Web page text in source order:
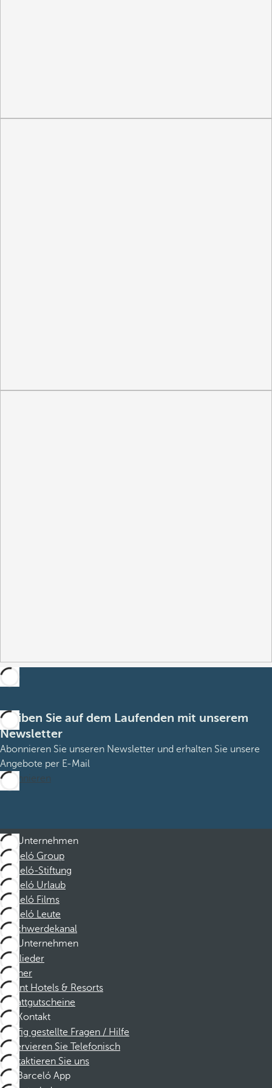
Bleiben Sie auf dem Laufenden mit unserem
Newsletter
Abonnieren Sie unseren Newsletter und erhalten Sie unsere
Angebote per E-Mail
Abonnieren
Unternehmen
Barceló Group
Barceló-Stiftung
Barceló Urlaub
Barceló Films
Barceló Leute
Beschwerdekanal
Unternehmen
Mitglieder
Partner
Dorint Hotels & Resorts
Rabattgutscheine
Kontakt
Häufig gestellte Fragen / Hilfe
Reservieren Sie Telefonisch
Kontaktieren Sie uns
Barceló App